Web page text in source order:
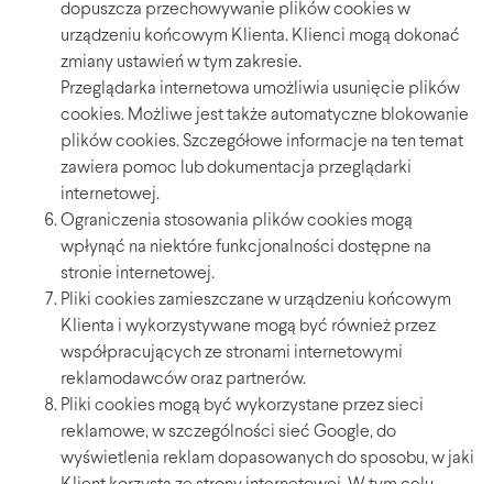
dopuszcza przechowywanie plików cookies w
urządzeniu końcowym Klienta. Klienci mogą dokonać
zmiany ustawień w tym zakresie.
Przeglądarka internetowa umożliwia usunięcie plików
cookies. Możliwe jest także automatyczne blokowanie
plików cookies. Szczegółowe informacje na ten temat
zawiera pomoc lub dokumentacja przeglądarki
internetowej.
Ograniczenia stosowania plików cookies mogą
wpłynąć na niektóre funkcjonalności dostępne na
stronie internetowej.
Pliki cookies zamieszczane w urządzeniu końcowym
Klienta i wykorzystywane mogą być również przez
współpracujących ze stronami internetowymi
reklamodawców oraz partnerów.
Pliki cookies mogą być wykorzystane przez sieci
reklamowe, w szczególności sieć Google, do
wyświetlenia reklam dopasowanych do sposobu, w jaki